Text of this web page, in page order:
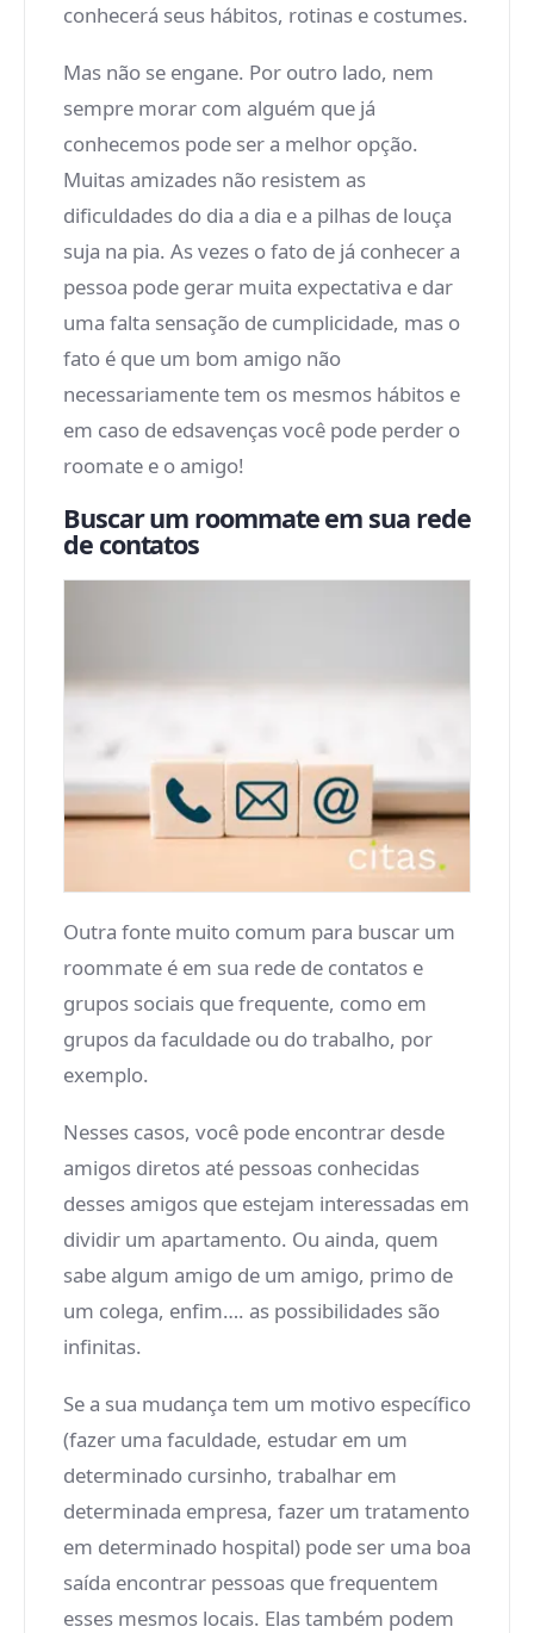
conhecerá seus hábitos, rotinas e costumes.
Mas não se engane. Por outro lado, nem
sempre morar com alguém que já
conhecemos pode ser a melhor opção.
Muitas amizades não resistem as
dificuldades do dia a dia e a pilhas de louça
suja na pia. As vezes o fato de já conhecer a
pessoa pode gerar muita expectativa e dar
uma falta sensação de cumplicidade, mas o
fato é que um bom amigo não
necessariamente tem os mesmos hábitos e
em caso de edsavenças você pode perder o
roomate e o amigo!
Buscar um roommate em sua rede
de contatos
Outra fonte muito comum para buscar um
roommate é em sua rede de contatos e
grupos sociais que frequente, como em
grupos da faculdade ou do trabalho, por
exemplo.
Nesses casos, você pode encontrar desde
amigos diretos até pessoas conhecidas
desses amigos que estejam interessadas em
dividir um apartamento. Ou ainda, quem
sabe algum amigo de um amigo, primo de
um colega, enfim…. as possibilidades são
infinitas.
Se a sua mudança tem um motivo específico
(fazer uma faculdade, estudar em um
determinado cursinho, trabalhar em
determinada empresa, fazer um tratamento
em determinado hospital) pode ser uma boa
saída encontrar pessoas que frequentem
esses mesmos locais. Elas também podem